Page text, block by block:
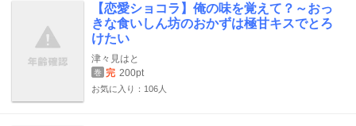
【恋愛ショコラ】俺の味を覚えて？～おっ
きな食いしん坊のおかずは極甘キスでとろ
けたい
津々見はと
巻 完 200pt
お気に入り：106人